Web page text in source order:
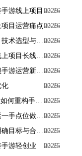
02-26
游线上项目 2026-
02-26
目运营痛点2026-
02-26
[新闻] 九四玩手游平台搭建核心架构设计：技术选型与系统蓝图2026-
02-26
[新闻] 九四玩——以SDK为翼，打造手游线上项目长线盈利生态2026-
02-26
[新闻] 什么是手游SDK？九四SDK——解锁手游运营新密码2026-
02-26
化
2026-
02-25
[新闻] 还在给渠道“打工”？九四玩游戏代理如何重构手游联运的利益链 2026-
02-25
[新闻] 与其在大厂夹缝中求流量，不如握紧一手点位做自己的“发行商”2026-
02-25
[新闻] 九四玩手游平台搭建：搭建起点，明确目标与合规准备2026-
02-25
游轻创业
2026-